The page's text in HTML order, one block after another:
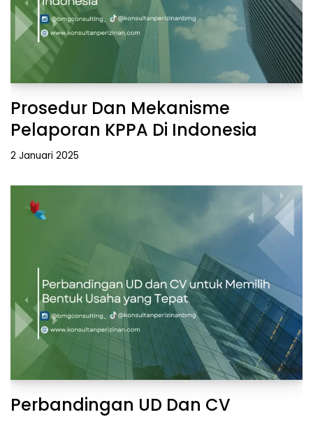
Prosedur Dan Mekanisme
Pelaporan KPPA Di Indonesia
2 Januari 2025
Perbandingan UD Dan CV